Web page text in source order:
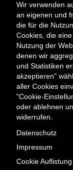
Wir verwenden
an eigenen und
die für die
Cookies, die
Nutzung der
denen wir
und Statistiken
akzeptieren"
aller Cookies
"Cookie-
oder ablehnen
widerrufen.
Datenschutz
Impressum
Cookie Auflistung
Kraft-Wärme-
Strom &
Meta
Menü
Kontakt Presse &
Newsletter
Kontakt
Berliner
Fasanenstraße 85
10623 Berlin
office@berliner-e-
Telefonische